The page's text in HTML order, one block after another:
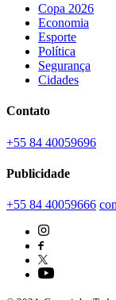
Copa 2026
Economia
Esporte
Política
Segurança
Cidades
Contato
+55 84 40059696
Publicidade
+55 84 40059666